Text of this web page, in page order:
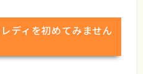
ディを初めてみません